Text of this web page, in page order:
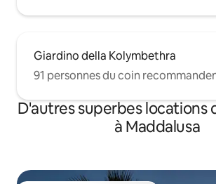
Giardino della Kolymbethra
91 personnes du coin
D'autres superbes locations
à Maddalusa